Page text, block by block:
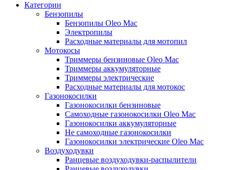
Категории
Бензопилы
Бензопилы Oleo Mac
Электропилы
Расходные материалы для мотопил
Мотокосы
Триммеры бензиновые Oleo Mac
Триммеры аккумуляторные
Триммеры электрические
Расходные материалы для мотокос
Газонокосилки
Газонокосилки бензиновые
Самоходные газонокосилки Oleo Mac
Газонокосилки аккумуляторные
Не самоходные газонокосилки
Газонокосилки электрические Oleo Mac
Воздуходувки
Ранцевые воздуходувки-распылители